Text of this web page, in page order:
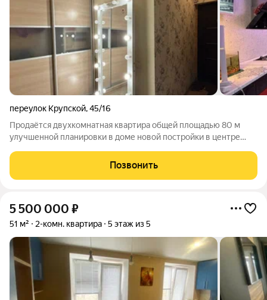
переулок Крупской,45/16
Продаётся двухкомнатная квартира общей площадью 80 м
улучшенной планировки в доме новой постройки в центре
вместительная лоджия. Панорамные окна. Выполнен ремонт.
АВТОНОМНОЕ ОТОПЛЕНИЕ. Подходит
Позвонить
5 500 000 ₽
51 м² 2-комн. квартира 5 этаж из 5